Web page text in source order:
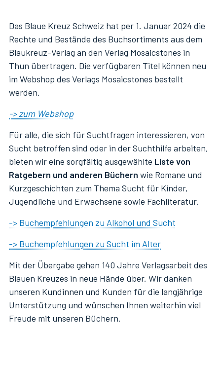
Das Blaue Kreuz Schweiz hat per 1. Januar 2024 die
Rechte und Bestände des Buchsortiments aus dem
Blaukreuz-Verlag an den Verlag Mosaicstones in
Thun übertragen. Die verfügbaren Titel können neu
im Webshop des Verlags Mosaicstones bestellt
werden.
-> zum Webshop
Für alle, die sich für Suchtfragen interessieren, von
Sucht betroffen sind oder in der Suchthilfe arbeiten,
bieten wir eine sorgfältig ausgewählte Liste von
Ratgebern und anderen Büchern wie Romane und
Kurzgeschichten zum Thema Sucht für Kinder,
Jugendliche und Erwachsene sowie Fachliteratur.
-> Buchempfehlungen zu Alkohol und Sucht
-> Buchempfehlungen zu Sucht im Alter
Mit der Übergabe gehen 140 Jahre Verlagsarbeit des
Blauen Kreuzes in neue Hände über. Wir danken
unseren Kundinnen und Kunden für die langjährige
Unterstützung und wünschen Ihnen weiterhin viel
Freude mit unseren Büchern.